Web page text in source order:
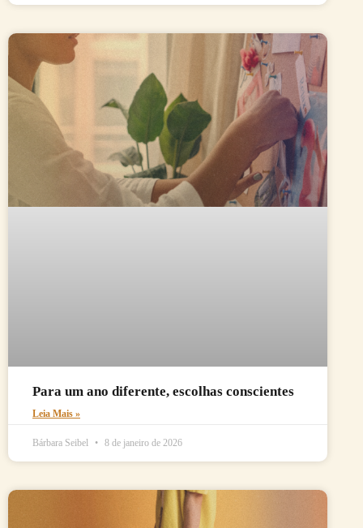
Para um ano diferente, escolhas conscientes
Leia Mais »
Bárbara Seibel 8 de janeiro de 2026